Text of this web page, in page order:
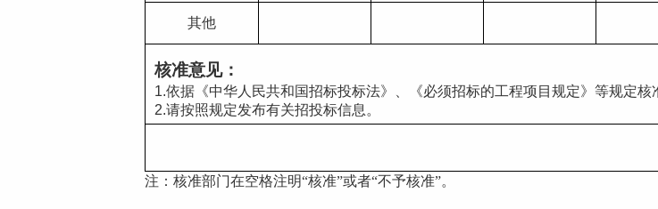
其他
核准意见：
1.依据《中华人民共和国招标投标法》、《必须招标的工程项目规定》等规定核
2.请按照规定发布有关招投标信息。
注：核准部门在空格注明“核准”或者“不予核准”。